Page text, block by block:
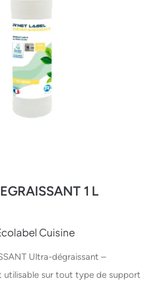
1 L
Cuisine
Ultra-dégraissant –
utilisable sur tout type de support